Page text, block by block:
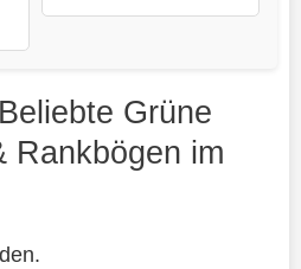
Grüne
Rankbögen im